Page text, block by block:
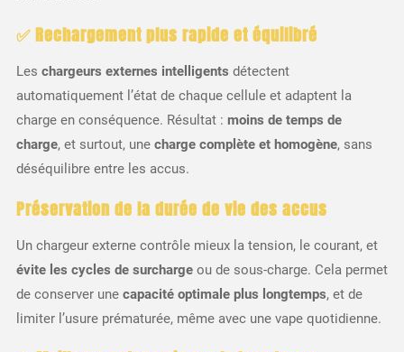
✅ Rechargement plus rapide et équilibré
Les chargeurs externes intelligents détectent
automatiquement l’état de chaque cellule et adaptent la
charge en conséquence. Résultat : moins de temps de
charge, et surtout, une charge complète et homogène, sans
déséquilibre entre les accus.
Préservation de la durée de vie des accus
Un chargeur externe contrôle mieux la tension, le courant, et
évite les cycles de surchargeou de sous-charge. Cela permet
de conserver une capacité optimale plus longtemps, et de
limiter l’usure prématurée, même avec une vape quotidienne.